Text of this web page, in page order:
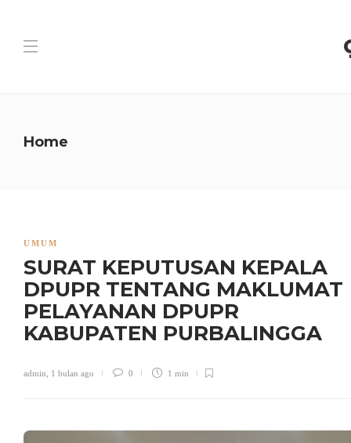
Home
UMUM
SURAT KEPUTUSAN KEPALA
DPUPR TENTANG MAKLUMAT
PELAYANAN DPUPR
KABUPATEN PURBALINGGA
admin 1 bulan ago 0 1 min